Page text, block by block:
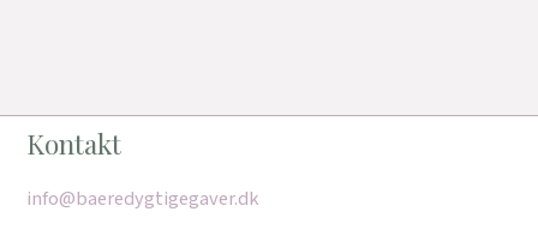
Kontakt
info@baeredygtigegaver.dk